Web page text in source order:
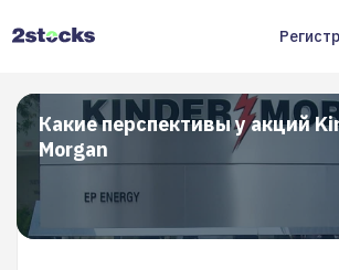
Какие перспективы у акций
Morgan